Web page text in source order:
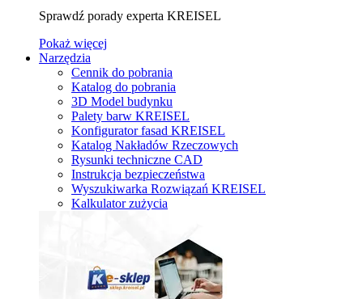
Sprawdź porady experta KREISEL
Pokaż więcej
Narzędzia
Cennik do pobrania
Katalog do pobrania
3D Model budynku
Palety barw KREISEL
Konfigurator fasad KREISEL
Katalog Nakładów Rzeczowych
Rysunki techniczne CAD
Instrukcja bezpieczeństwa
Wyszukiwarka Rozwiązań KREISEL
Kalkulator zużycia